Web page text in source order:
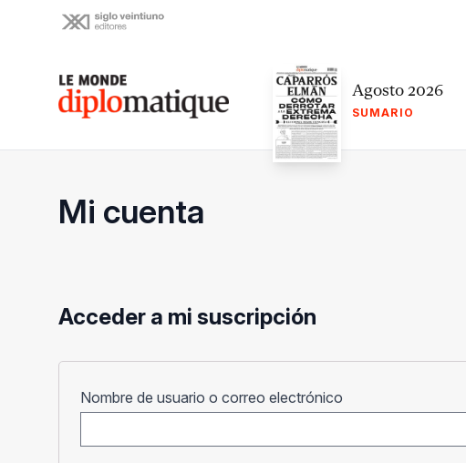
Le monde diplomatique Agosto 2026
SUMARIO
Mi cuenta
Acceder a mi suscripción
Nombre de usuario o correo electrónico